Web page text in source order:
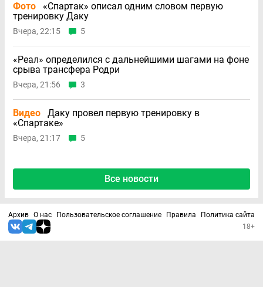
Фото
«Спартак» описал одним словом первую
тренировку Даку
Вчера, 22:15 5
«Реал» определился с дальнейшими шагами на фоне
срыва трансфера Родри
Вчера, 21:56 3
Видео
Даку провел первую тренировку в
«Спартаке»
Вчера, 21:17 5
Все новости
Архив О нас Пользовательское соглашение Правила
Политика сайта
18+